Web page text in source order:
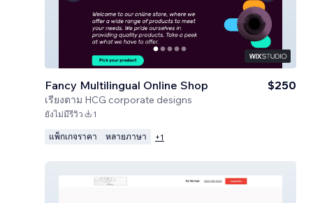
Fancy Multilingual Online Shop
เรียงตาม HCG corporate designs
$250
ยังไม่มีรีวิว 1
แพ็กเกจราคา หลายภาษา +1